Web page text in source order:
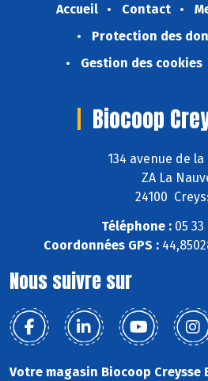
Accueil Contact
Protection des
Gestion des cookies
Biocoop
134 avenue de la
ZA La
24100
Téléphone :05 33
Coordonnées GPS :
Nous suivre sur
Votre magasin Biocoop Creysse